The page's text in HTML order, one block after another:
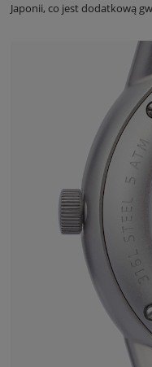
Japonii, co jest dodatkową